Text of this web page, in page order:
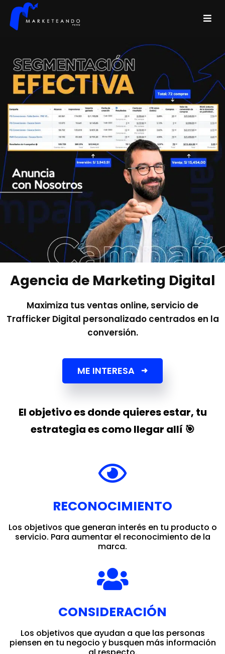
Agencia de Marketing Digital
Maximiza tus ventas online, servicio de
Trafficker Digital personalizado centrados en la
conversión.
ME INTERESA
El objetivo es donde quieres estar, tu
estrategia es como llegar allí 🎯
RECONOCIMIENTO
Los objetivos que generan interés en tu producto o
servicio. Para aumentar el reconocimiento de la
marca.
CONSIDERACIÓN
Los objetivos que ayudan a que las personas
piensen en tu negocio y busquen más información